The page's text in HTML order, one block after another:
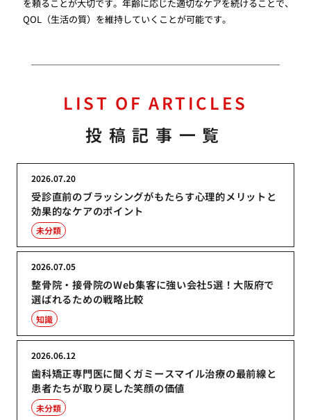
を頼ることが大切です。年齢に応じた適切なケアを続けることで、
QOL（生活の質）を維持していくことが可能です。
LIST OF ARTICLES
投稿記事一覧
受診直前のブラッシングがもたらす心理的メリットと
効果的なケアのポイント
2026.07.20
未分類
整骨院・接骨院のWeb集客に強い会社5選！大阪府で
選ばれるための戦略比較
2026.07.05
知識
歯科矯正専門医に聞くガミースマイル治療の最前線と
患者たちが取り戻した笑顔の価値
2026.06.12
未分類